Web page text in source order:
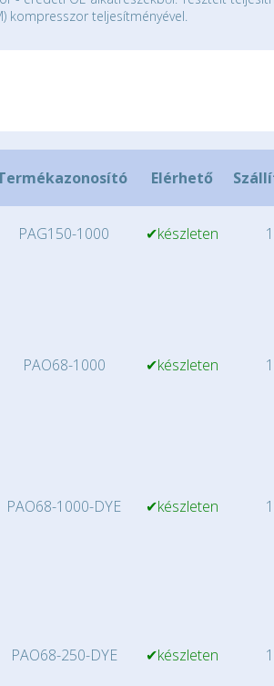
kompresszor teljesítményével.
Elérhető
PAG150-1000 ✔készleten
PAO68-1000 ✔készleten
PAO68-1000-DYE ✔készleten
PAO68-250-DYE ✔készleten